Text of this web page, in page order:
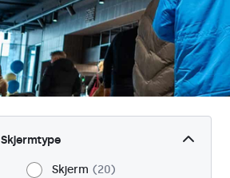
Skjermtype
Skjerm
20